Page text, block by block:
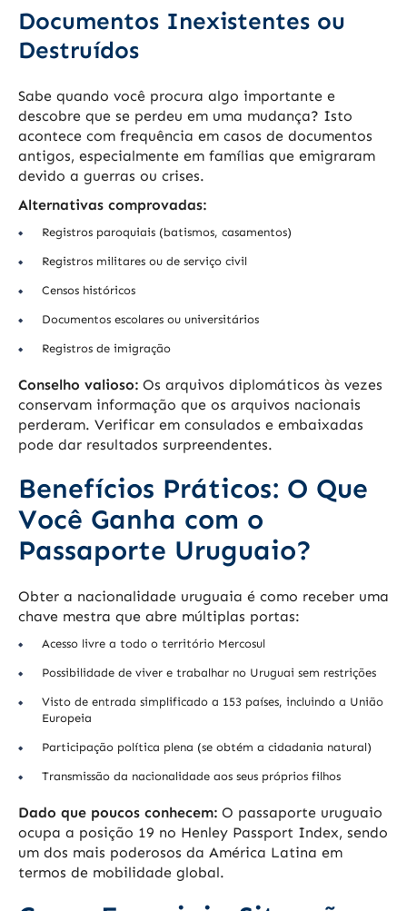
Documentos Inexistentes ou
Destruídos
Sabe quando você procura algo importante e
descobre que se perdeu em uma mudança? Isto
acontece com frequência em casos de documentos
antigos, especialmente em famílias que emigraram
devido a guerras ou crises.
Alternativas comprovadas:
Registros paroquiais (batismos, casamentos)
Registros militares ou de serviço civil
Censos históricos
Documentos escolares ou universitários
Registros de imigração
Conselho valioso: Os arquivos diplomáticos às vezes
conservam informação que os arquivos nacionais
perderam. Verificar em consulados e embaixadas
pode dar resultados surpreendentes.
Benefícios Práticos: O Que
Você Ganha com o
Passaporte Uruguaio?
Obter a nacionalidade uruguaia é como receber uma
chave mestra que abre múltiplas portas:
Acesso livre a todo o território Mercosul
Possibilidade de viver e trabalhar no Uruguai sem restrições
Visto de entrada simplificado a 153 países, incluindo a União
Europeia
Participação política plena (se obtém a cidadania natural)
Transmissão da nacionalidade aos seus próprios filhos
Dado que poucos conhecem: O passaporte uruguaio
ocupa a posição 19 no Henley Passport Index, sendo
um dos mais poderosos da América Latina em
termos de mobilidade global.